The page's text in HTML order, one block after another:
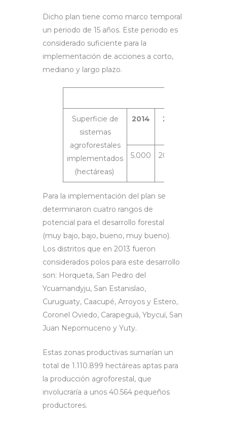
Dicho plan tiene como marco temporal
un periodo de 15 años. Este periodo es
considerado suficiente para la
implementación de acciones a corto,
mediano y largo plazo.
Superficie de
sistemas
agroforestales
implementados
(hectáreas)
2014 2018
5.000 20.000
Para la implementación del plan se
determinaron cuatro rangos de
potencial para el desarrollo forestal
(muy bajo, bajo, bueno, muy bueno).
Los distritos que en 2013 fueron
considerados polos para este desarrollo
son: Horqueta, San Pedro del
Ycuamandyju, San Estanislao,
Curuguaty, Caacupé, Arroyos y Estero,
Coronel Oviedo, Carapeguá, Ybycuí, San
Juan Nepomuceno y Yuty.
Estas zonas productivas sumarían un
total de 1.110.899 hectáreas aptas para
la producción agroforestal, que
involucraría a unos 40.564 pequeños
productores.